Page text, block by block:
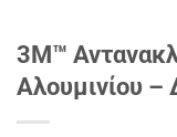
3Μ™
Αλουμινίου –